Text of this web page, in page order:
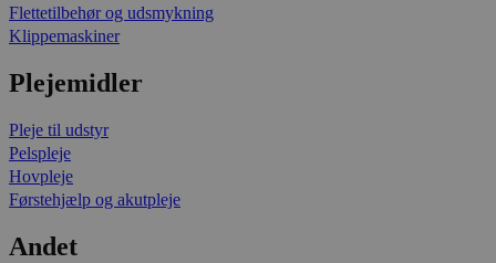
Flettetilbehør og udsmykning
Klippemaskiner
Plejemidler
Pleje til udstyr
Pelspleje
Hovpleje
Førstehjælp og akutpleje
Andet